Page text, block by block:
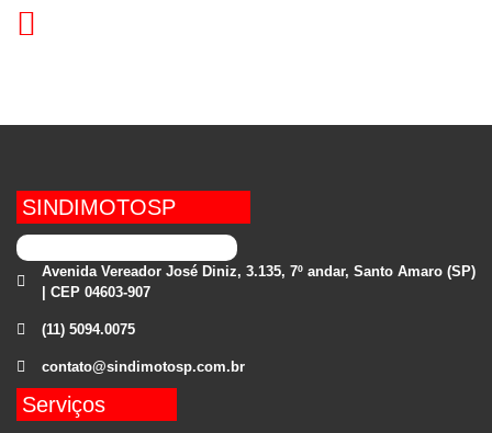
SINDIMOTOSP
Avenida Vereador José Diniz, 3.135, 7º andar, Santo Amaro (SP)
| CEP 04603-907
(11) 5094.0075
contato@sindimotosp.com.br
Serviços